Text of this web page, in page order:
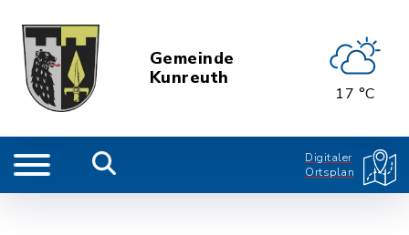
Gemeinde
Kunreuth
17 °C
Digitaler
Ortsplan